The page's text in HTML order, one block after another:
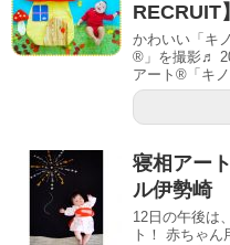
RECRUIT】
かわいい「キ
®」を撮影♬
アート®「キ
寝相アー
ル伊勢崎
12日の午後は
ト！ 赤ちゃ